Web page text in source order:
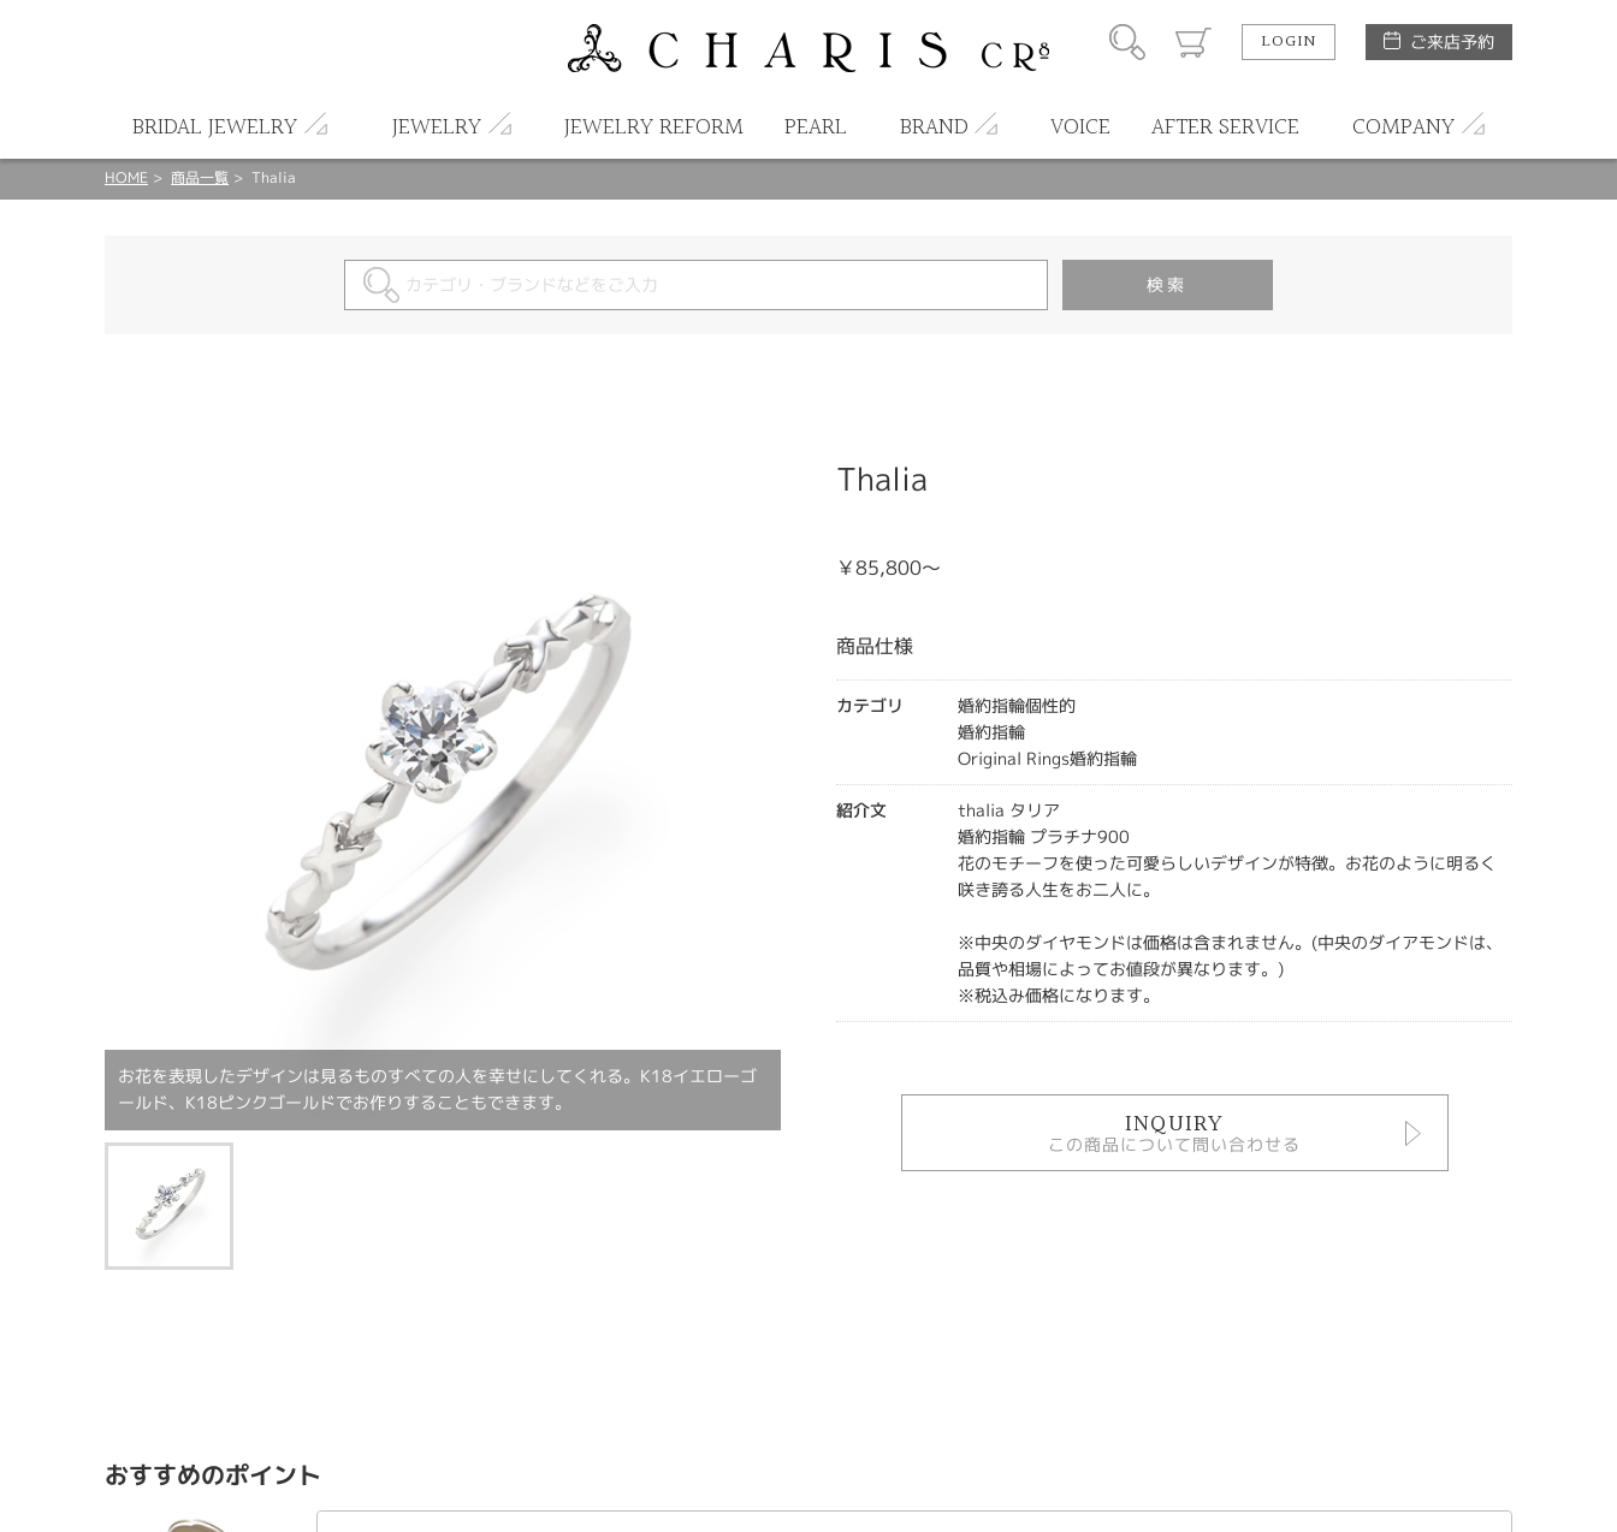
LOGIN ご来店予約
BRIDAL JEWELRY JEWELRY JEWELRY REFORM PEARL BRAND VOICE AFTER SERVICE COMPANY
HOME 商品一覧 Thalia
お花を表現したデザインは見るものすべての人を幸せにしてくれる。K18イエローゴ
ールド、K18ピンクゴールドでお作りすることもできます。
Thalia
￥85,800～
商品仕様
カテゴリ
婚約指輪個性的
婚約指輪
Original Rings婚約指輪
紹介文
thalia タリア
婚約指輪 プラチナ900
花のモチーフを使った可愛らしいデザインが特徴。お花のように明るく
咲き誇る人生をお二人に。
※中央のダイヤモンドは価格は含まれません。(中央のダイアモンドは、
品質や相場によってお値段が異なります。)
※税込み価格になります。
INQUIRY
この商品について問い合わせる
おすすめのポイント